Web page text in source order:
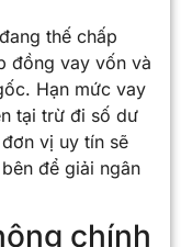
thế chấp
đồng vay vốn và
Hạn mức vay
tại trừ đi số dư
vị uy tín sẽ
để giải ngân
chính